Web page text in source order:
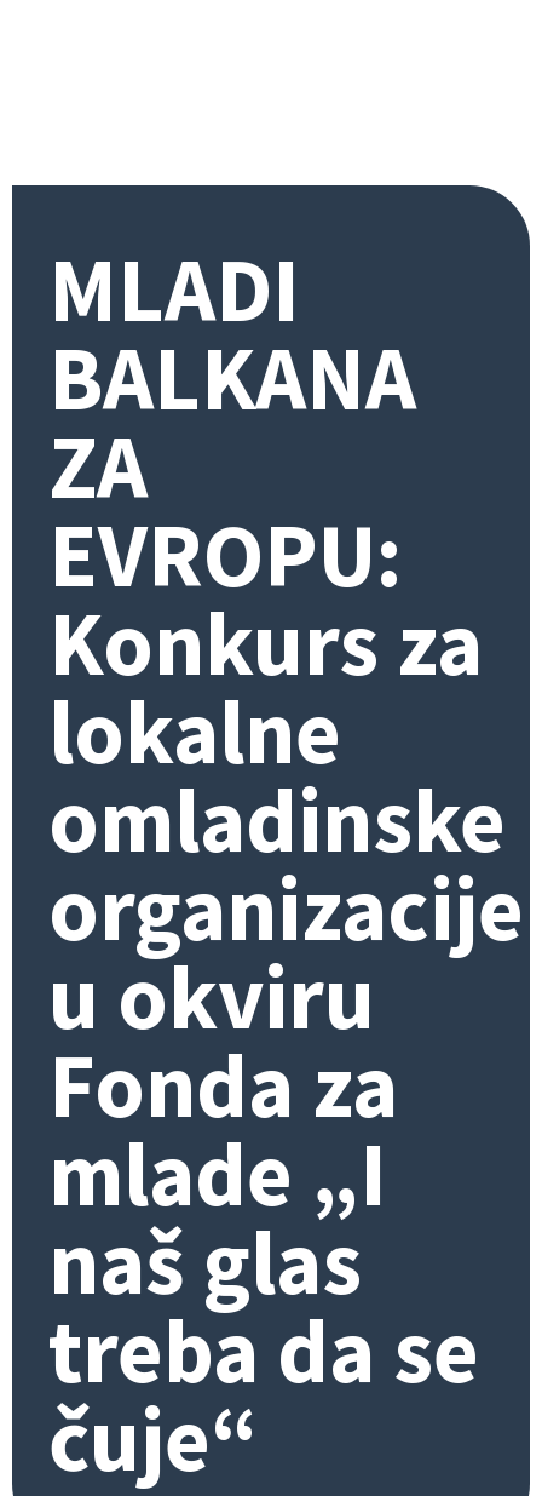
MLADI
BALKANA
ZA
EVROPU:
Konkurs za
lokalne
omladinske
organizacije
u okviru
Fonda za
mlade „I
naš glas
treba da se
čuje“